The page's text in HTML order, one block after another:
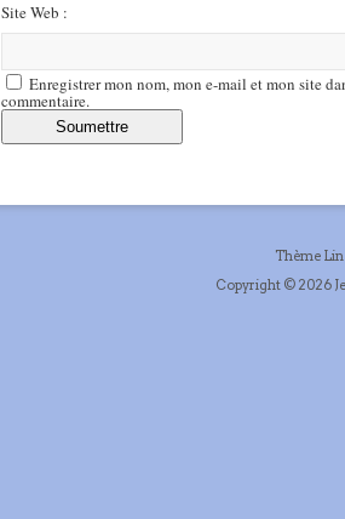
Site Web :
Enregistrer mon nom, mon e-mail et mon site
commentaire.
Thème
Copyright © 2026